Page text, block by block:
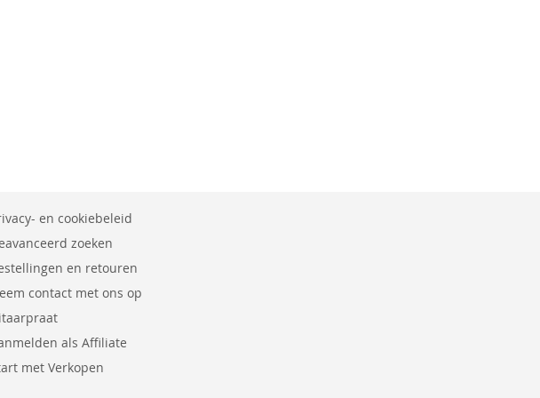
en cookiebeleid
zoeken
en retouren
contact met ons op
als Affiliate
met Verkopen